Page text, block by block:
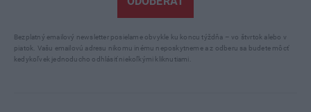
Bezplatný emailový newsletter posielame obvykle ku koncu týždňa – vo štvrtok alebo v
piatok. Vašu emailovú adresu nikomu inému neposkytneme a z odberu sa budete môcť
kedykoľvek jednoducho odhlásiť niekoľkými kliknutiami.